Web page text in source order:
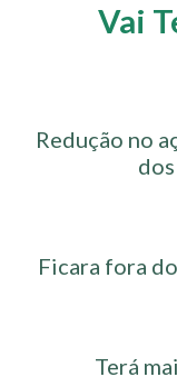
Vai
Redução no
Ficara fora
Terá